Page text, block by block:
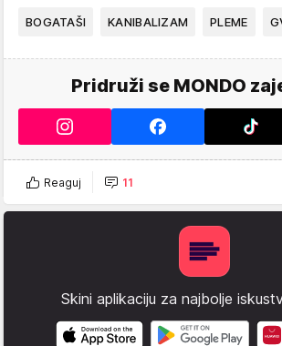
BOGATAŠI KANIBALIZAM PLEME
Pridruži se MONDO
Reaguj 11
Skini aplikaciju za najbolje